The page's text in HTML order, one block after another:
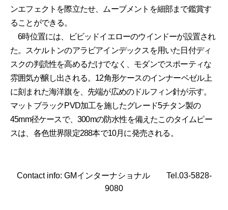
ンエフェクトを際立たせ、ムーブメントを細部まで鑑賞す
ることができる。
6時位置には、ビビッドイエローのウインドーが設置され
た。スケルトンのアラビアインデックスを用いた日付ディ
スクの判読性を高めるだけでなく、モダンでスポーティな
雰囲気が醸し出される。12角形ケースのインナーベゼル上
に刻まれた海洋旗を、先端が広めのドルフィン針が示す。
マットブラックPVD加工を施したグレード5チタン製の
45mm径ケースで、300mの防水性を備えたこのタイムピー
スは、各色世界限定288本で10月に発売される。
Contact info: GMインターナショナル Tel.03-5828-
9080